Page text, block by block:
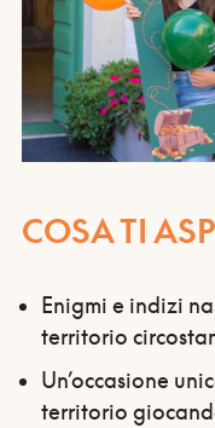
COSA TI
Enigmi e indizi
territorio
Un’occasione
territorio